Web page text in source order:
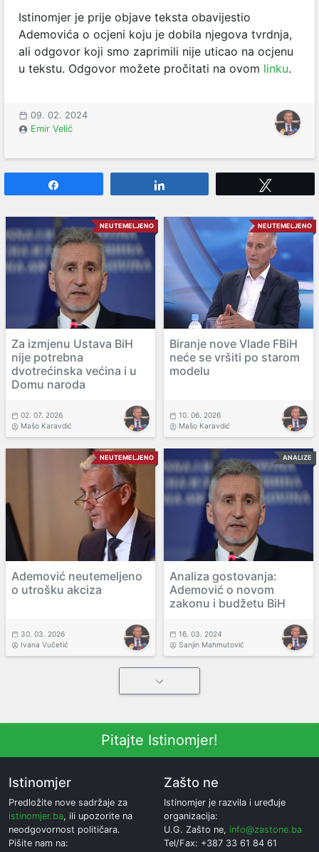
Istinomjer je prije objave teksta obavijestio
Ademovića o ocjeni koju je dobila njegova tvrdnja,
ali odgovor koji smo zaprimili nije uticao na ocjenu
u tekstu. Odgovor možete pročitati na ovom linku.
09. 02. 2024
Emir Velić
NEUTEMELJENO
Za izmjenu Ustava BiH
nije potrebna
dvotrećinska većina i u
Domu naroda
02. 07. 2026
Mašo Karavdić
NEUTEMELJENO
Biranje nove Vlade FBiH
neće se vršiti po starom
modelu
10. 06. 2026
Mašo Karavdić
NEUTEMELJENO
Ademović neutemeljeno
o utrošku akciza
30. 03. 2026
Ivana Vučetić
ANALIZE
Analiza gostovanja:
Ademović o novom
zakonu i budžetu BiH
16. 03. 2024
Sanjin Mahmutović
Pitajte Istinomjer!
Istinomjer
Predložite nove sadržaje za
istinomjer.ba, ili upozorite na
neodgovornost političara.
Pišite nam na:
Zašto ne
Istinomjer je razvila i uređuje
organizacija:
U.G. Zašto ne, info@zastone.ba
Tel/Fax: +387 33 61 84 61